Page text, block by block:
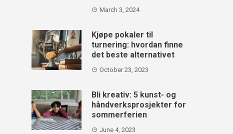
March 3, 2024
Kjøpe pokaler til
turnering: hvordan finne
det beste alternativet
October 23, 2023
Bli kreativ: 5 kunst- og
håndverksprosjekter for
sommerferien
June 4, 2023